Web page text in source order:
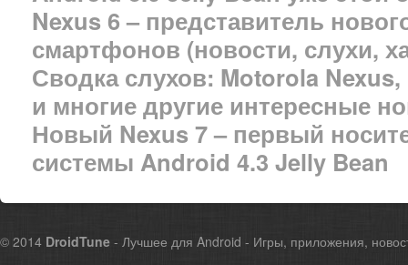
Nexus 6 – представитель
смартфонов (новости, слухи,
Сводка слухов: Motorola
и многие другие интересные
Новый Nexus 7 – первый
системы Android 4.3 Jelly Bean
© 2014 DroidTune - Лучшее для Android - Игры, приложения,